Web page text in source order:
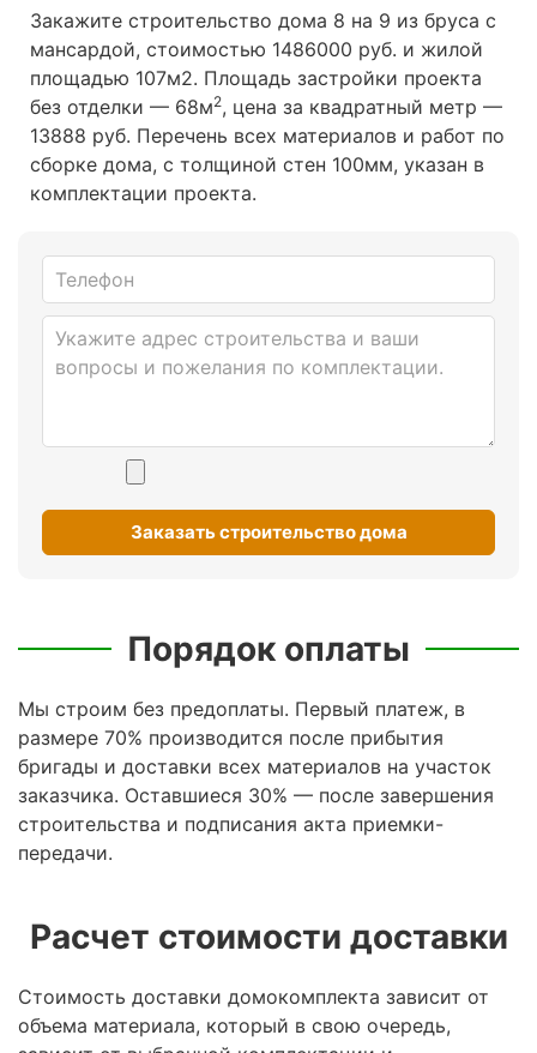
Закажите строительство дома 8 на 9 из бруса с
мансардой, стоимостью 1486000 руб. и жилой
площадью 107м2. Площадь застройки проекта
без отделки — 68м2, цена за квадратный метр —
13888 руб. Перечень всех материалов и работ по
сборке дома, с толщиной стен 100мм, указан в
комплектации проекта.
Заказать строительство дома
Порядок оплаты
Мы строим без предоплаты. Первый платеж, в
размере 70% производится после прибытия
бригады и доставки всех материалов на участок
заказчика. Оставшиеся 30% — после завершения
строительства и подписания акта приемки-
передачи.
Расчет стоимости доставки
Стоимость доставки домокомплекта зависит от
объема материала, который в свою очередь,